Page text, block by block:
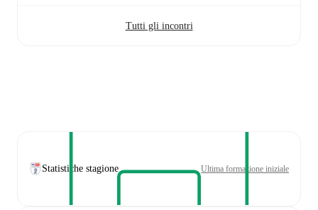
Tutti gli incontri
Statistiche stagione Ultima formazione iniziale